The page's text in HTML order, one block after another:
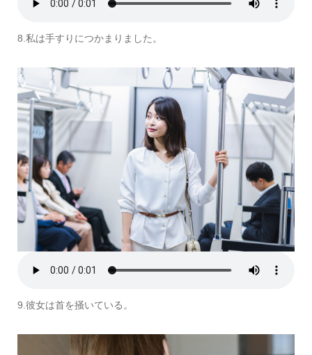
8.私は手すりにつかまりました。
9.彼女は首を掻いている。